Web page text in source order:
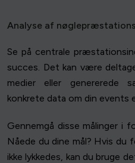
Analyse af
Se på centrale
succes. Det kan være
medier eller genererede
konkrete data om din events
Gennemgå disse målinger i
Nåede du dine mål? Hvis du
ikke lykkedes, kan du bruge